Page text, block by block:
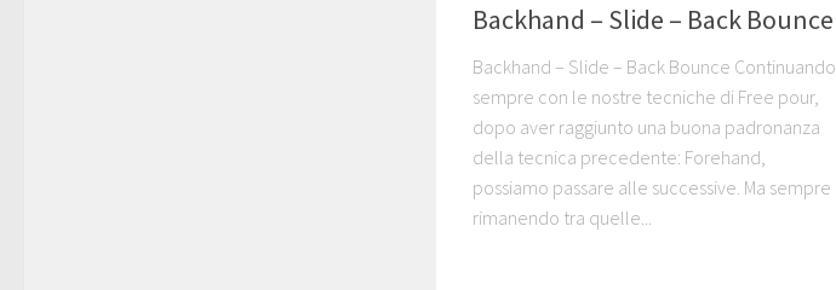
Backhand – Slide – Back Bounce
Backhand – Slide – Back Bounce Continuando
sempre con le nostre tecniche di Free pour,
dopo aver raggiunto una buona padronanza
della tecnica precedente: Forehand,
possiamo passare alle successive. Ma sempre
rimanendo tra quelle...